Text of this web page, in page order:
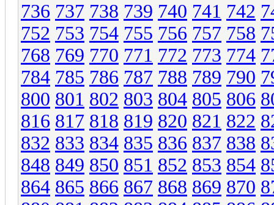
736 737 738 739 740 741 742
752 753 754 755 756 757 758
768 769 770 771 772 773 774
784 785 786 787 788 789 790
800 801 802 803 804 805 806
816 817 818 819 820 821 822
832 833 834 835 836 837 838
848 849 850 851 852 853 854
864 865 866 867 868 869 870